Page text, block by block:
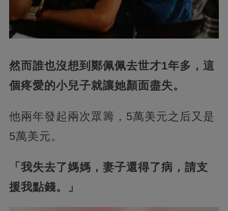
然而誰也沒想到鄭佩佩去世才1年多，這
個疼愛的小兒子就讓她顏面盡失。
他兩年發起兩次眾籌，5萬美元之后又是
5萬美元。
「我失去了媽媽，妻子還得了病，請支
援我點錢。」